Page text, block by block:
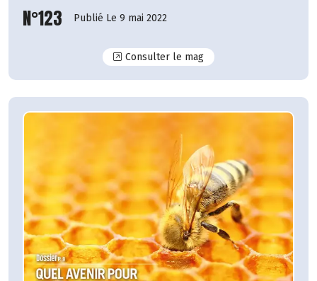
N°123 Publié Le 9 mai 2022
Consulter le magN°123